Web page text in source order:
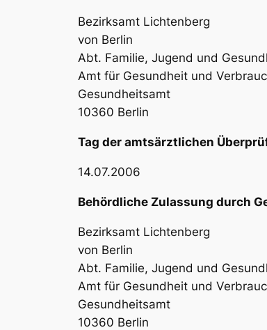
Bezirksamt Lichtenberg
von Berlin
Abt. Familie, Jugend und
Amt für Gesundheit und
Gesundheitsamt
10360 Berlin
Tag der amtsärztlichen
14.07.2006
Behördliche Zulassung durch
Bezirksamt Lichtenberg
von Berlin
Abt. Familie, Jugend und
Amt für Gesundheit und
Gesundheitsamt
10360 Berlin